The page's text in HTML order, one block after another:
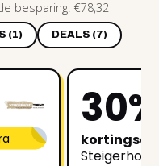
besparing: €78,32
(1) DEALS (7)